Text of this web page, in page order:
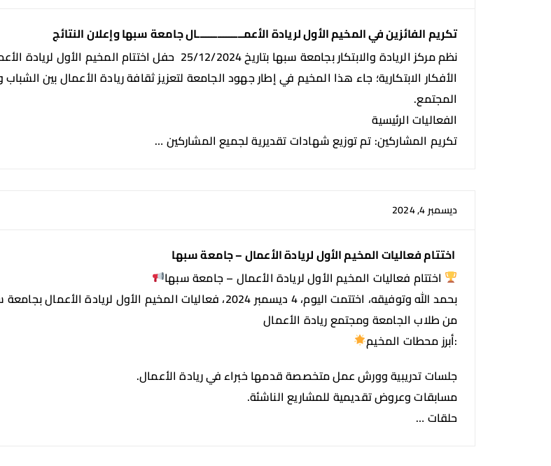
تكريم الفائزين في المخيم الأول لريادة الأعمــــــــــــــــال جامعة سبها وإعلان النتائج
نظم مركز الريادة والابتكار بجامعة سبها بتاريخ 25/12/
الأفكار الابتكارية؛ جاء هذا المخيم في إطار جهود الجامعة لتعزيز ثقافة ريادة الأعمال بين
المجتمع.
الفعاليات الرئيسية
تكريم المشاركين: تم توزيع شهادات تقديرية لجميع المشاركين …
ديسمبر 4, 2024
اختتام فعاليات المخيم الأول لريادة الأعمال – جامعة سبها
اختتام فعاليات المخيم الأول لريادة الأعمال – جامعة سبها
بحمد الله وتوفيقه، اختتمت اليوم، 4 ديسمبر 2024، فعاليات
من طلاب الجامعة ومجتمع ريادة الأعمال
:أبرز محطات المخيم
جلسات تدريبية وورش عمل متخصصة قدمها خبراء في ريادة الأعمال.
مسابقات وعروض تقديمية للمشاريع الناشئة.
حلقات …